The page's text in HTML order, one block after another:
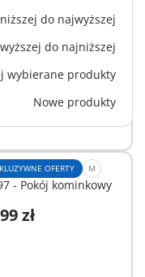
do najwyższej
do najniższej
wybierane produkty
Nowe produkty
OFERTY M
- Łazienka
zł
do koszyka
OFERTY M
- Pokój kominkowy
zł